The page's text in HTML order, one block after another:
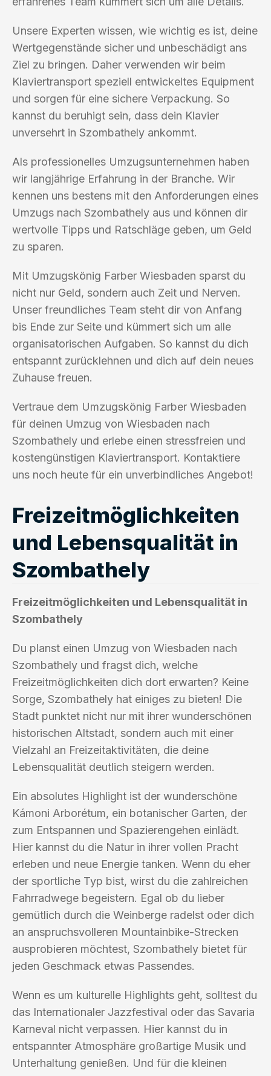
Unsere Experten wissen, wie wichtig es ist, deine
Wertgegenstände sicher und unbeschädigt ans
Ziel zu bringen. Daher verwenden wir beim
Klaviertransport speziell entwickeltes Equipment
und sorgen für eine sichere Verpackung. So
kannst du beruhigt sein, dass dein Klavier
unversehrt in Szombathely ankommt.
Als professionelles Umzugsunternehmen haben
wir langjährige Erfahrung in der Branche. Wir
kennen uns bestens mit den Anforderungen eines
Umzugs nach Szombathely aus und können dir
wertvolle Tipps und Ratschläge geben, um Geld
zu sparen.
Mit Umzugskönig Farber Wiesbaden sparst du
nicht nur Geld, sondern auch Zeit und Nerven.
Unser freundliches Team steht dir von Anfang
bis Ende zur Seite und kümmert sich um alle
organisatorischen Aufgaben. So kannst du dich
entspannt zurücklehnen und dich auf dein neues
Zuhause freuen.
Vertraue dem Umzugskönig Farber Wiesbaden
für deinen Umzug von Wiesbaden nach
Szombathely und erlebe einen stressfreien und
kostengünstigen Klaviertransport. Kontaktiere
uns noch heute für ein unverbindliches Angebot!
Freizeitmöglichkeiten
und Lebensqualität in
Szombathely
Freizeitmöglichkeiten und Lebensqualität in
Szombathely
Du planst einen Umzug von Wiesbaden nach
Szombathely und fragst dich, welche
Freizeitmöglichkeiten dich dort erwarten? Keine
Sorge, Szombathely hat einiges zu bieten! Die
Stadt punktet nicht nur mit ihrer wunderschönen
historischen Altstadt, sondern auch mit einer
Vielzahl an Freizeitaktivitäten, die deine
Lebensqualität deutlich steigern werden.
Ein absolutes Highlight ist der wunderschöne
Kámoni Arborétum, ein botanischer Garten, der
zum Entspannen und Spazierengehen einlädt.
Hier kannst du die Natur in ihrer vollen Pracht
erleben und neue Energie tanken. Wenn du eher
der sportliche Typ bist, wirst du die zahlreichen
Fahrradwege begeistern. Egal ob du lieber
gemütlich durch die Weinberge radelst oder dich
an anspruchsvolleren Mountainbike-Strecken
ausprobieren möchtest, Szombathely bietet für
jeden Geschmack etwas Passendes.
Wenn es um kulturelle Highlights geht, solltest du
das Internationaler Jazzfestival oder das Savaria
Karneval nicht verpassen. Hier kannst du in
entspannter Atmosphäre großartige Musik und
Unterhaltung genießen. Und für die kleinen